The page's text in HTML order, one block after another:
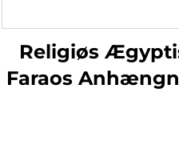
Religiøs
Faraos